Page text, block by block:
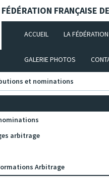
FÉDÉRATION FRANÇAISE
ACCUEIL (CURRENT)
LA FÉDÉRATION
GALERIE PHOTOS
et nominations
arbitrage
Arbitrage